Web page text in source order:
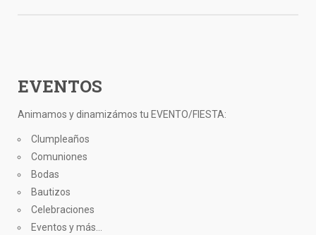
EVENTOS
Animamos y dinamizámos tu EVENTO/FIESTA:
Clumpleaños
Comuniones
Bodas
Bautizos
Celebraciones
Eventos y más…